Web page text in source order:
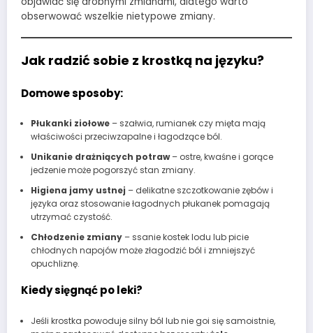
obserwować wszelkie nietypowe zmiany.
Jak radzić sobie z krostką na języku?
Domowe sposoby:
Płukanki ziołowe– szałwia, rumianek czy mięta mają
właściwości przeciwzapalne i łagodzące ból.
Unikanie drażniących potraw– ostre, kwaśne i gorące
jedzenie może pogorszyć stan zmiany.
Higiena jamy ustnej – delikatne szczotkowanie zębów i
języka oraz stosowanie łagodnych płukanek pomagają
utrzymać czystość.
Chłodzenie zmiany– ssanie kostek lodu lub picie
chłodnych napojów może złagodzić ból i zmniejszyć
opuchliznę.
Kiedy sięgnąć po leki?
Jeśli krostka powoduje silny ból lub nie goi się samoistnie,